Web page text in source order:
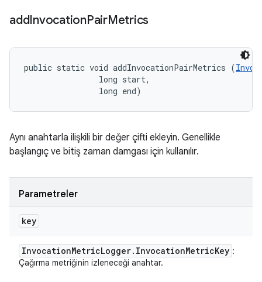
addInvocationPairMetrics
public static void addInvocationPairMetrics (
                long start,
                long end)
Aynı anahtarla ilişkili bir değer çifti ekleyin. Genellikle
başlangıç ve bitiş zaman damgası için kullanılır.
Parametreler
key
InvocationMetricLogger. InvocationMetricKey :
Çağırma metriğinin izleneceği anahtar.